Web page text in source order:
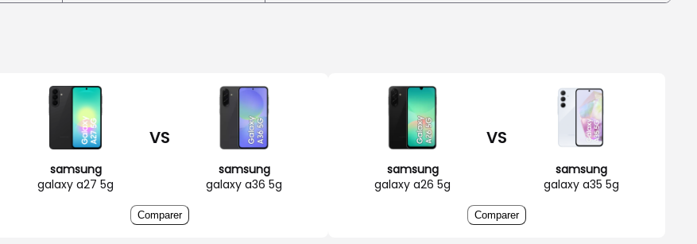
samsung
galaxy a27 5g
VS
samsung
galaxy a36 5g
Comparer
samsung
galaxy a26 5g
VS
samsung
galaxy a35 5g
Comparer